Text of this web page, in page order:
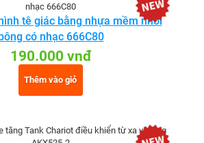
tê giác bằng nhựa mềm nhồi
có nhạc 666C80
190.000 vnđ
Thêm vào giỏ